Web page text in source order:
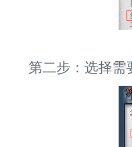
第二步：选择需